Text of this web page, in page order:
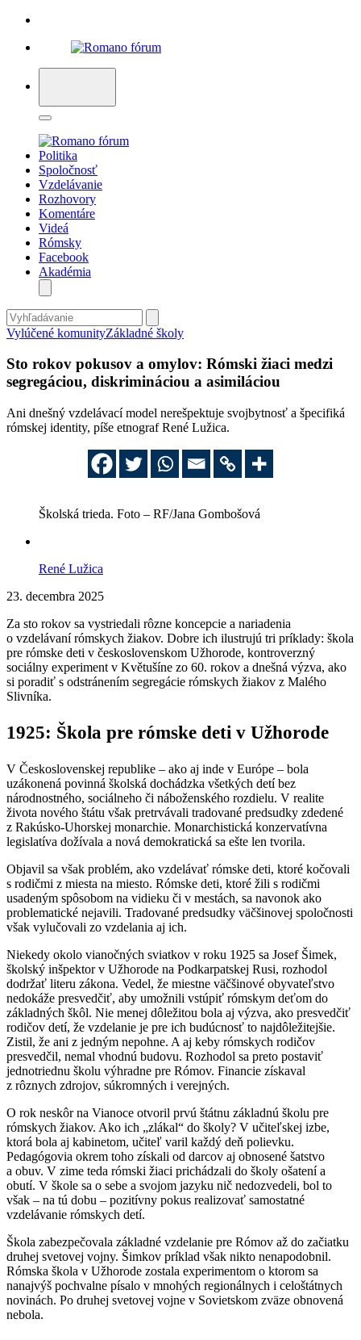
Politika
Spoločnosť
Vzdelávanie
Rozhovory
Komentáre
Videá
Rómsky
Facebook
Akadémia
Vylúčené komunityZákladné školy
Sto rokov pokusov a omylov: Rómski žiaci medzi
segregáciou, diskrimináciou a asimiláciou
Ani dnešný vzdelávací model nerešpektuje svojbytnosť a špecifiká
rómskej identity, píše etnograf René Lužica.
Školská trieda. Foto – RF/Jana Gombošová
René Lužica
23. decembra 2025
Za sto rokov sa vystriedali rôzne koncepcie a nariadenia
o vzdelávaní rómskych žiakov. Dobre ich ilustrujú tri príklady: škola
pre rómske deti v československom Užhorode, kontroverzný
sociálny experiment v Květušíne zo 60. rokov a dnešná výzva, ako
si poradiť s odstránením segregácie rómskych žiakov z Malého
Slivníka.
1925: Škola pre rómske deti v Užhorode
V Československej republike – ako aj inde v Európe – bola
uzákonená povinná školská dochádzka všetkých detí bez
národnostného, sociálneho či náboženského rozdielu. V realite
života nového štátu však pretrvávali tradované predsudky zdedené
z Rakúsko-Uhorskej monarchie. Monarchistická konzervatívna
legislatíva dožívala a nová demokratická sa ešte len tvorila.
Objavil sa však problém, ako vzdelávať rómske deti, ktoré kočovali
s rodičmi z miesta na miesto. Rómske deti, ktoré žili s rodičmi
usadeným spôsobom na vidieku či v mestách, sa navonok ako
problematické nejavili. Tradované predsudky väčšinovej spoločnosti
však vylučovali zo vzdelania aj ich.
Niekedy okolo vianočných sviatkov v roku 1925 sa Josef Šimek,
školský inšpektor v Užhorode na Podkarpatskej Rusi, rozhodol
dodržať literu zákona. Vedel, že miestne väčšinové obyvateľstvo
nedokáže presvedčiť, aby umožnili vstúpiť rómskym deťom do
základných škôl. Nie menej dôležitou bola aj výzva, ako presvedčiť
rodičov detí, že vzdelanie je pre ich budúcnosť to najdôležitejšie.
Zistil, že ani z jedným nepohne. A aj keby rómskych rodičov
presvedčil, nemal vhodnú budovu. Rozhodol sa preto postaviť
jednotriednu školu výhradne pre Rómov. Financie získaval
z rôznych zdrojov, súkromných i verejných.
O rok neskôr na Vianoce otvoril prvú štátnu základnú školu pre
rómskych žiakov. Ako ich „zlákal“ do školy? V učiteľskej izbe,
ktorá bola aj kabinetom, učiteľ varil každý deň polievku.
Pedagógovia okrem toho získali od darcov aj obnosené šatstvo
a obuv. V zime teda rómski žiaci prichádzali do školy ošatení a
obutí. V škole sa o sebe a svojom jazyku nič nedozvedeli, bol to
však – na tú dobu ­– pozitívny pokus realizovať samostatné
vzdelávanie rómskych detí.
Škola zabezpečovala základné vzdelanie pre Rómov až do začiatku
druhej svetovej vojny. Šimkov príklad však nikto nenapodobnil.
Rómska škola v Užhorode zostala experimentom o ktorom sa
nanajvýš pochvalne písalo v mnohých regionálnych i celoštátnych
novinách. Po druhej svetovej vojne v Sovietskom zväze obnovená
nebola.